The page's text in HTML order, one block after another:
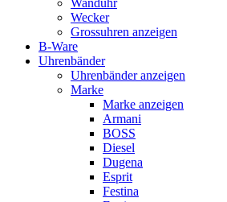
Wanduhr
Wecker
Grossuhren anzeigen
B-Ware
Uhrenbänder
Uhrenbänder anzeigen
Marke
Marke anzeigen
Armani
BOSS
Diesel
Dugena
Esprit
Festina